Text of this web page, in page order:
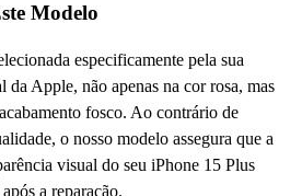
Modelo
especificamente pela sua
da Apple, não apenas na cor rosa, mas
fosco. Ao contrário de
o nosso modelo assegura que a
visual do seu iPhone 15 Plus
a reparação.